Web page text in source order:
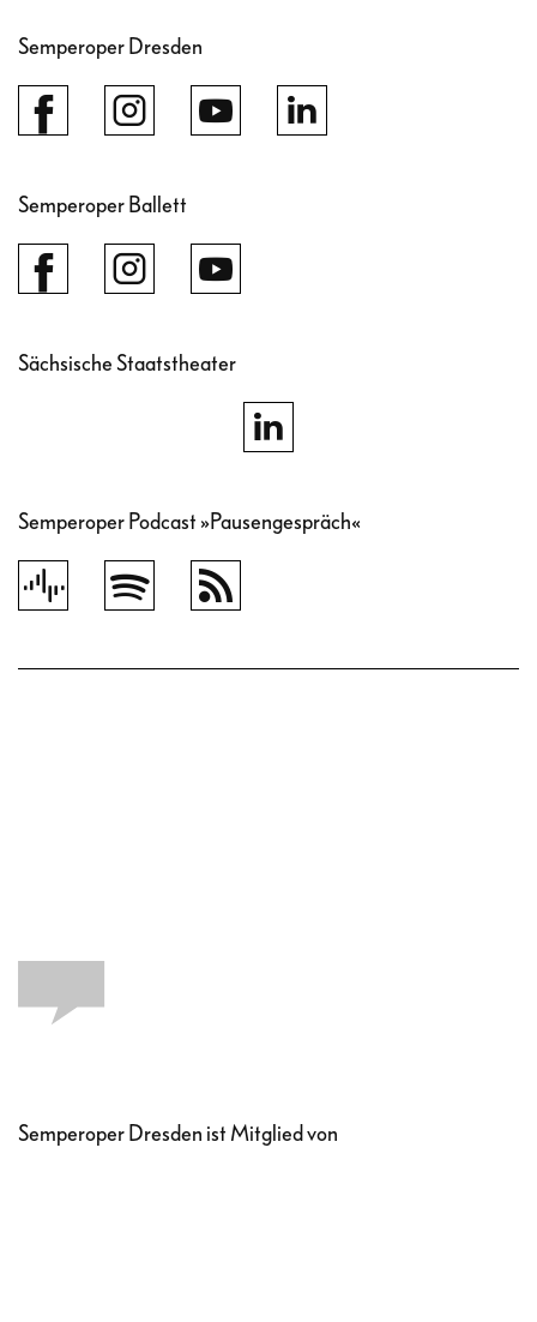
Semperoper Dresden
Semperoper Ballett
Sächsische Staatstheater
Semperoper Podcast »Pausengespräch«
Semperoper Dresden ist Mitglied von